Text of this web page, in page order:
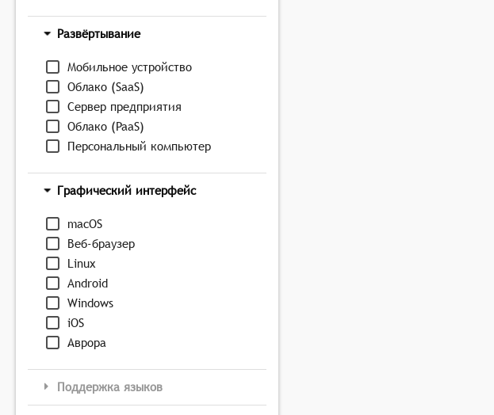
Развёртывание
Мобильное устройство
Облако (SaaS)
Сервер предприятия
Облако (PaaS)
Персональный компьютер
Графический интерфейс
macOS
Веб-браузер
Linux
Android
Windows
iOS
Аврора
Поддержка языков